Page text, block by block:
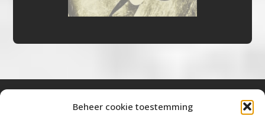
Beheer cookie toestemming